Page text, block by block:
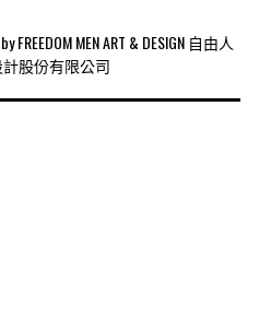
MEN ART & DESIGN 自由人
股份有限公司